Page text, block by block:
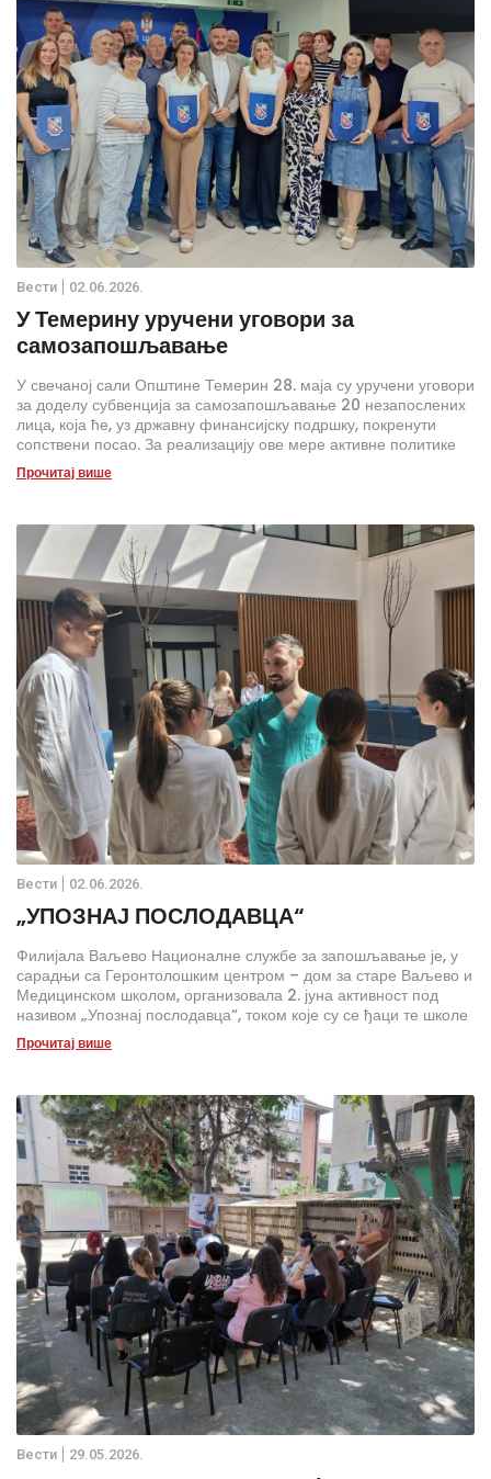
Вести 02.06.2026.
У Темерину уручени уговори за
самозапошљавање
У свечаној сали Општине Темерин 28. маја су уручени уговори
за доделу субвенција за самозапошљавање 20 незапослених
лица, која ће, уз државну финансијску подршку, покренути
сопствени посао. За реализацију ове мере активне политике
запошљавања из буџета Општине Темерин издвојено је
укупно шест милиона динара, а појединачна субвенција
Прочитај више
Вести 02.06.2026.
„УПОЗНАЈ ПОСЛОДАВЦА“
Филијала Ваљево Националне службе за запошљавање је, у
сарадњи са Геронтолошким центром – дом за старе Ваљево и
Медицинском школом, организовала 2. јуна активност под
називом „Упознај послодавца“, током које су се ђаци те школе
упознали са радом геронтоцентра.
Прочитај више
Вести 29.05.2026.